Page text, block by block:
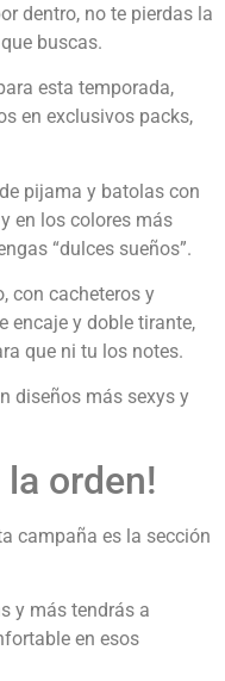
dentro, no te pierdas la
buscas.
esta temporada,
en exclusivos packs,
pijama y batolas con
en los colores más
“dulces sueños”.
con cacheteros y
encaje y doble tirante,
que ni tu los notes.
diseños más sexys y
la orden!
campaña es la sección
y más tendrás a
en esos